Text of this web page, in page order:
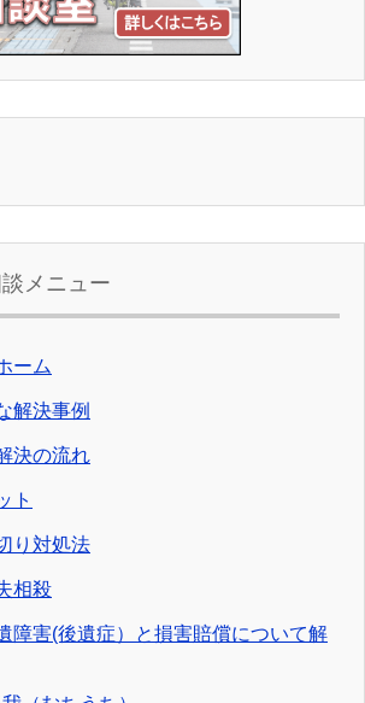
メニュー
ーム
解決事例
決の流れ
ト
り対処法
相殺
障害(後遺症）と損害賠償について解